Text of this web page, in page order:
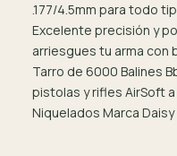
.177/4.5mm para todo
Excelente precisión y
arriesgues tu arma con
Tarro de 6000 Balines
pistolas y rifles AirSoft a
Niquelados Marca